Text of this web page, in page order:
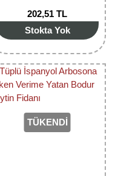
202,51 TL
Stokta Yok
TÜKENDİ